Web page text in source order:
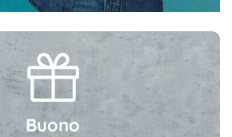
Buono